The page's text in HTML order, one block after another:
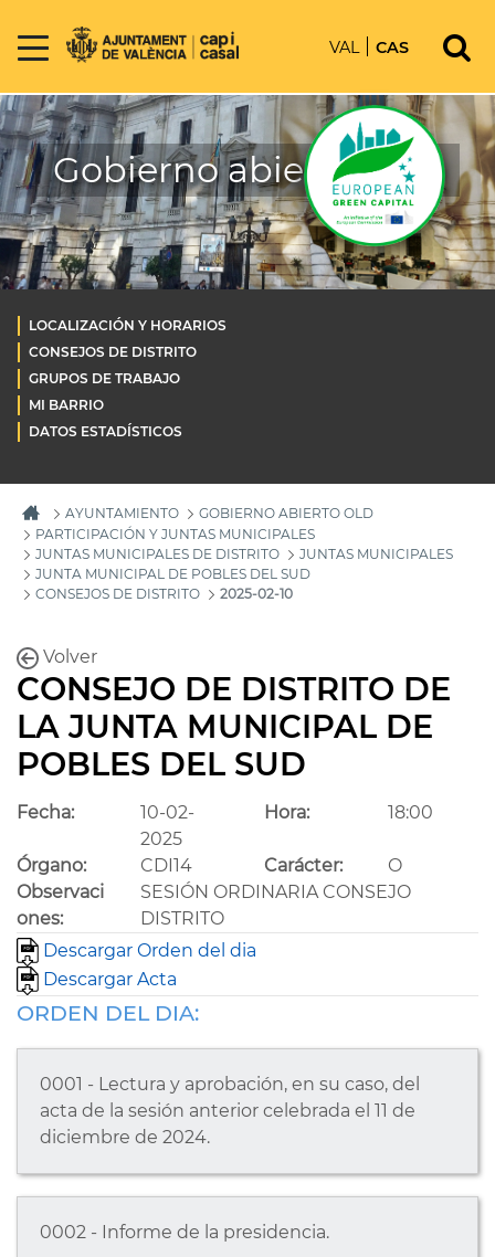
VAL CAS
Gobierno abierto OLD
LOCALIZACIÓN Y HORARIOS
CONSEJOS DE DISTRITO
GRUPOS DE TRABAJO
MI BARRIO
DATOS ESTADÍSTICOS
AYUNTAMIENTO
GOBIERNO ABIERTO OLD
PARTICIPACIÓN Y JUNTAS MUNICIPALES
JUNTAS MUNICIPALES DE DISTRITO
JUNTAS MUNICIPALES
JUNTA MUNICIPAL DE POBLES DEL SUD
CONSEJOS DE DISTRITO
2025-02-10
Volver
CONSEJO DE DISTRITO DE
LA JUNTA MUNICIPAL DE
POBLES DEL SUD
Fecha:
10-02-
2025
Hora: 18:00
Órgano: CDI14 Carácter:
O
Observaci
ones:
SESIÓN ORDINARIA CONSEJO
DISTRITO
Descargar Orden del dia
Descargar Acta
ORDEN DEL DIA:
0001 - Lectura y aprobación, en su caso, del
acta de la sesión anterior celebrada el 11 de
diciembre de 2024.
0002 - Informe de la presidencia.